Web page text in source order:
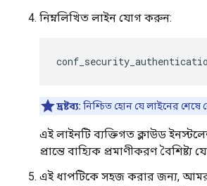
নিম্নলিখিত লাইন যোগ করুন:
দ্রষ্টব্য: নিশ্চিত হোন যে লাইনের শেষে
এই লাইনটি ব্যক্তিগত ক্লাউড
প্রান্তে বাহ্যিক প্রমাণীকরণ বৈশিষ্ট্য
এই ধাপটিকে সহজ করার জন্য,